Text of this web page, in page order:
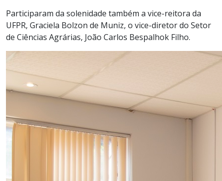
Participaram da solenidade também a vice-reitora da
UFPR, Graciela Bolzon de Muniz, o vice-diretor do Setor
de Ciências Agrárias, João Carlos Bespalhok Filho.